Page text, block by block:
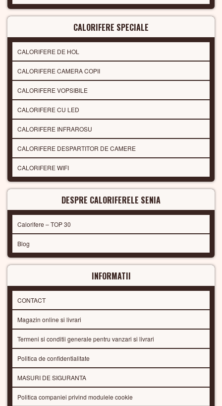
CALORIFERE SPECIALE
CALORIFERE DE HOL
CALORIFERE CAMERA COPII
CALORIFERE VOPSIBILE
CALORIFERE CU LED
CALORIFERE INFRAROSU
CALORIFERE DESPARTITOR DE CAMERE
CALORIFERE WIFI
DESPRE CALORIFERELE SENIA
Calorifere – TOP 30
Blog
INFORMATII
CONTACT
Magazin online si livrari
Termeni si conditii generale pentru vanzari si livrari
Politica de confidentialitate
MASURI DE SIGURANTA
Politica companiei privind modulele cookie